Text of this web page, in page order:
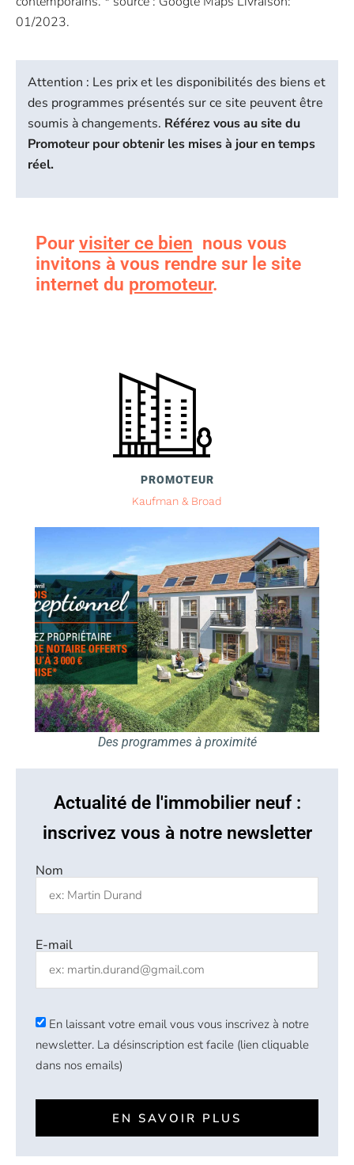
01/2023.
Attention : Les prix et les disponibilités des biens et
des programmes présentés sur ce site peuvent être
soumis à changements. Référez vous au site du
Promoteur pour obtenir les mises à jour en temps
réel.
Pour visiter ce bien nous vous
invitons à vous rendre sur le site
internet du promoteur.
PROMOTEUR
Kaufman & Broad
Des programmes à proximité
Actualité de l'immobilier neuf :
inscrivez vous à notre newsletter
Nom
E-mail
En laissant votre email vous vous inscrivez à notre
newsletter. La désinscription est facile (lien cliquable
dans nos emails)
EN SAVOIR PLUS